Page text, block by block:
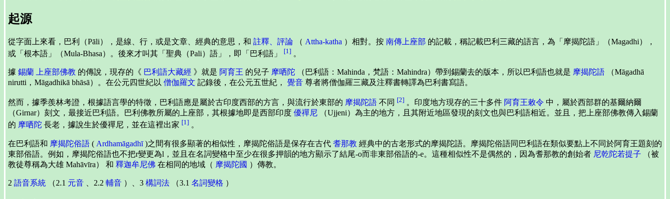
起源
從字面上來看，巴利（Pāli），是線、行，或是文章、經典的意思，和 註釋、評論 （ Attha-katha ）相對。按 南傳上座部 的記載，稱記載巴利三藏的語言，為「摩揭陀語」（Magadhi），
或「根本語」（Mula-Bhasa）。後來才叫其「聖典（Pali）語」，即「巴利語」
[1] 。
據 錫蘭 上座部佛教 的傳說，現存的《 巴利語大藏經 》就是 阿育王 的兒子 摩哂陀 （巴利語：Mahinda，梵語：Mahindra）帶到錫蘭去的版本，所以巴利語也就是 摩揭陀語 （Māgadhā
nirutti，Māgadhikā bhāsā）。在公元四世紀以 僧伽羅文 記錄後，在公元五世紀， 覺音 尊者將僧伽羅三藏及注釋書轉譯為巴利書寫語。
然而，據季羨林考證，根據語言學的特徵，巴利語應是屬於古印度西部的方言，與流行於東部的 摩揭陀語 不同 [2] 。印度地方現存的三十多件 阿育王敕令 中，屬於西部群的基爾納爾
（Girnar）刻文，最接近巴利語。巴利佛教所屬的上座部，其根據地即是西部印度 優禪尼 （Ujjeni）為主的地方，且其附近地區發現的刻文也與巴利語相近。並且，把上座部佛教傳入錫蘭
的 摩哂陀 長老，據說生於優禪尼，並在這裡出家 [1] 。
在巴利語和 摩揭陀俗語 ( Ardhamāgadhī)之間有很多顯著的相似性，摩揭陀俗語是保存在古代 耆那教 經典中的古老形式的摩揭陀語。摩揭陀俗語同巴利語在類似要點上不同於阿育王題刻的
東部俗語。例如，摩揭陀俗語也不把r變更為l，並且在名詞變格中至少在很多押韻的地方顯示了結尾-o而非東部俗語的-e。這種相似性不是偶然的，因為耆那教的創始者 尼乾陀若提子 （被
教徒尊稱為大雄 Mahāvīra） 和 釋迦牟尼佛 在相同的地域（ 摩揭陀國 ）傳教。
2 語音系統 （2.1 元音 、2.2 輔音 ）、3 構詞法 （3.1 名詞變格 ）